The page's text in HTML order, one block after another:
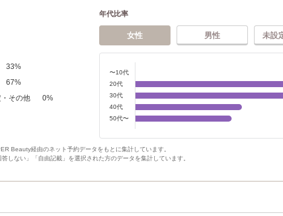
33%
67%
その他
0%
年代比率
女性 男性 未設
〜10代
20代
30代
40代
50代〜
Beauty経由のネット予約データをもとに集計しています。
しない」「自由記載」を選択された方のデータを集計しています。